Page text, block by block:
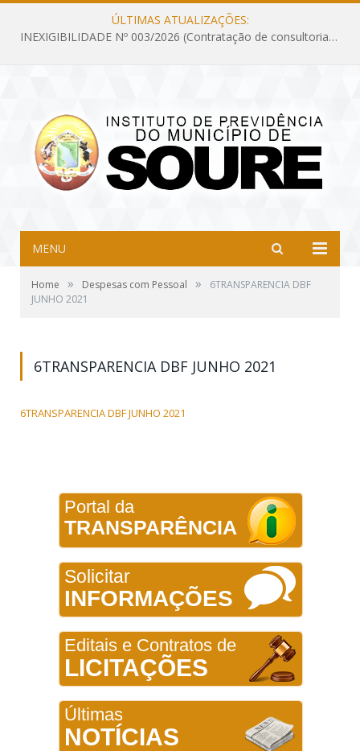
ÚLTIMAS ATUALIZAÇÕES:
INEXIGIBILIDADE Nº 003/2026 (Contratação de consultoria previdenciária com finalidade de obtenção do CRP, confecção dos demonstrativos previdenciários DAIR, DIPR e DPIN, preparar e alimentar o CADPREV, em atendimento às demandas do Instituto de Previdência dos Servidores do Município de Soure – IPSMS, por um período de 10 (dez) meses)
MENU
Home » Despesas com Pessoal »
6TRANSPARENCIA DBF
JUNHO 2021
6TRANSPARENCIA DBF JUNHO 2021
6TRANSPARENCIA DBF JUNHO 2021
Portal da
TRANSPARÊNCIA
Solicitar
INFORMAÇÕES
Editais e Contratos de
LICITAÇÕES
Últimas
NOTÍCIAS